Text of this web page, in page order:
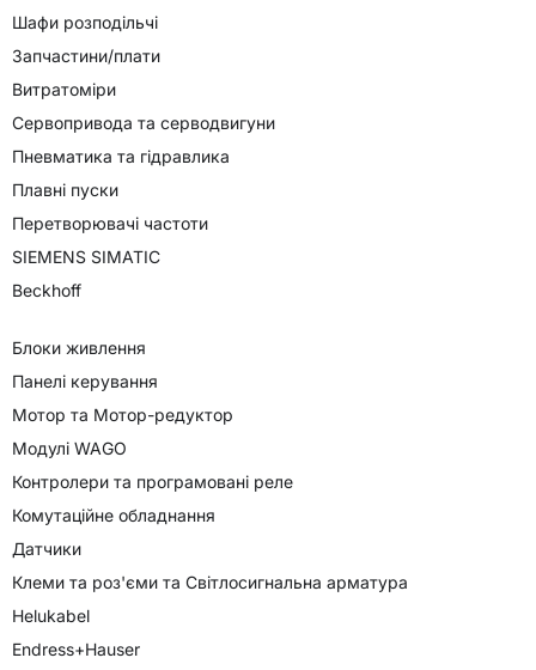
Шафи розподільчі
Запчастини/плати
Витратоміри
Сервопривода та серводвигуни
Пневматика та гідравлика
Плавні пуски
Перетворювачі частоти
SIEMENS SIMATIC
Beckhoff
Блоки живлення
Панелі керування
Мотор та Мотор-редуктор
Модулі WAGO
Контролери та програмовані реле
Комутаційне обладнання
Датчики
Клеми та роз'єми та Світлосигнальна арматура
Helukabel
Endress+Hauser